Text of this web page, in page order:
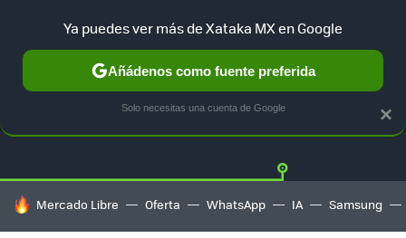
GUÍA DE COMPRAS MERCADO LIBRE
HOY SE HABLA DE
Mercado Libre Oferta WhatsApp IA Samsung
×
Ya puedes ver más de Xataka MX en Google
Añádenos como fuente preferida
Solo necesitas una cuenta de Google